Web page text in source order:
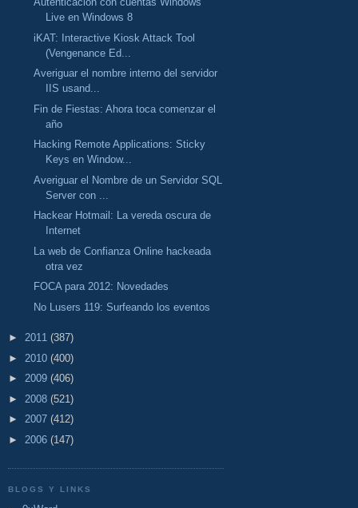
Live en Windows 8
iKAT: Interactive Kiosk Attack Tool
(Vengenance Ed...
Averiguar el nombre interno del servidor
IIS usand...
Fin de Fiestas: Ahora toca comenzar el
año
Hacking Remote Applications: Sticky
Keys en Window...
Averiguar el Nombre de un Servidor SQL
Server con ...
Hackear Hotmail: La vereda oscura de
Internet
La web de Confianza Online hackeada
otra vez
FOCA para 2012: Novedades
No Lusers 119: Surfeando los eventos
► 2011 (387)
► 2010 (400)
► 2009 (406)
► 2008 (521)
► 2007 (412)
► 2006 (147)
BLOGS Y LINKS